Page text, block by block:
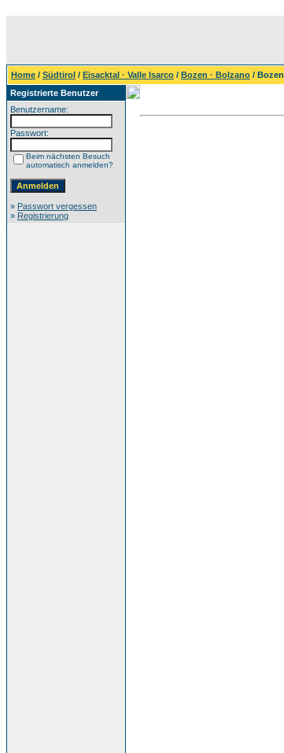
Home / Südtirol / Eisacktal · Valle Isarco / Bozen · Bolzano / Bozen
Registrierte Benutzer
Benutzername:
Passwort:
Beim nächsten Besuch
automatisch anmelden?
» Passwort vergessen
» Registrierung